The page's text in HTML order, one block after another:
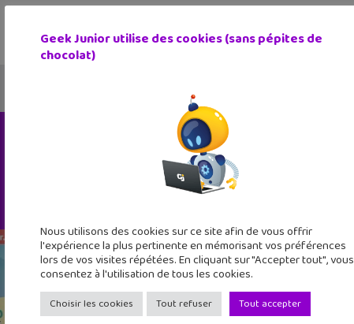
Geek Junior est le premier site de culture
Geek Junior utilise des cookies (sans pépites de
chocolat)
Nous utilisons des cookies sur ce site afin de vous offrir
l'expérience la plus pertinente en mémorisant vos préférences
lors de vos visites répétées. En cliquant sur "Accepter tout", vous
consentez à l'utilisation de tous les cookies.
Choisir les cookies Tout refuser Tout accepter